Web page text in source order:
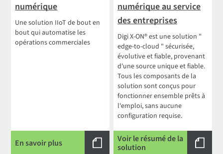
numérique
Une solution IIoT de bout en
bout qui automatise les
opérations commerciales
En savoir plus
numérique au service
des entreprises
Digi X-ON® est une solution "
edge-to-cloud " sécurisée,
évolutive et fiable, provenant
d'une source unique et fiable.
Tous les composants de la
solution sont conçus pour
fonctionner ensemble prêts à
l'emploi, sans aucune
configuration requise.
Voir le résumé de la
solution